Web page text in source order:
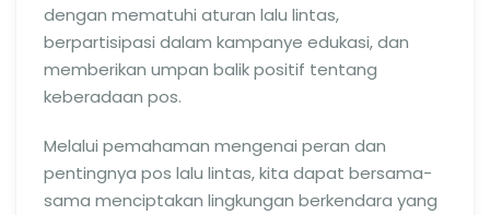
dengan mematuhi aturan lalu lintas,
berpartisipasi dalam kampanye edukasi, dan
memberikan umpan balik positif tentang
keberadaan pos.
Melalui pemahaman mengenai peran dan
pentingnya pos lalu lintas, kita dapat bersama-
sama menciptakan lingkungan berkendara yang